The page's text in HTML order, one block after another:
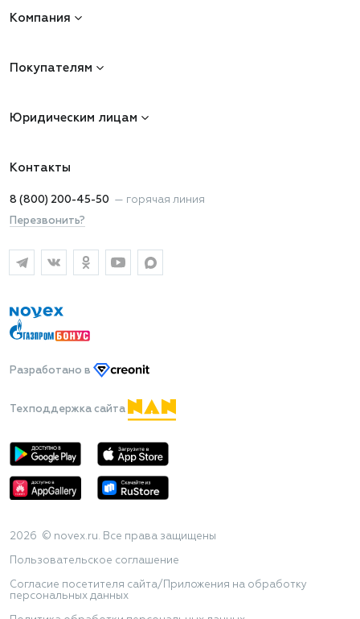
Компания
Покупателям
Юридическим лицам
Контакты
8 (800) 200-45-50 — горячая линия
Перезвонить?
Разработано в
Техподдержка сайта
2026 © novex.ru. Все права защищены
Пользовательское соглашение
Согласие посетителя сайта/Приложения на обработку
персональных данных